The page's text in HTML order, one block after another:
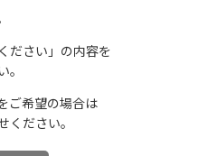
ださい」の内容を
ご希望の場合は
ださい。